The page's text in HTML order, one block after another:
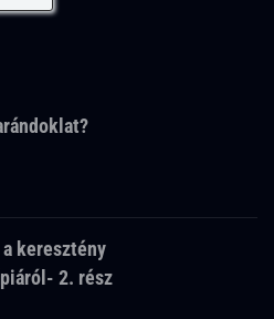
keresztény
2. rész